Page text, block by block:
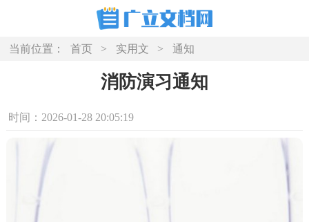
当前位置： 首页 > 实用文 > 通知
消防演习通知
时间：2026-01-28 20:05:19